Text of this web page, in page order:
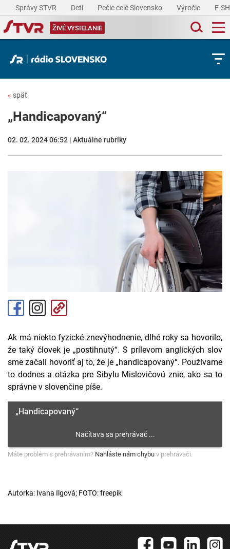
Správy STVR Deti Pečie celé Slovensko Výročie E-
ŽIVÉ VYSIELANIE
« späť
„Handicapovaný“
02. 02. 2024 06:52 | Aktuálne rubriky
Ak má niekto fyzické znevýhodnenie, dlhé roky sa hovorilo,
že taký človek je „postihnutý“. S prílevom anglických slov
sme začali hovoriť aj to, že je „handicapovaný“. Používame
to dodnes a otázka pre Sibylu Mislovičovú znie, ako sa to
správne v slovenčine píše.
„Handicapovaný“
Máte problém s prehrávaním? Nahláste nám chybu v prehrávači.
Autorka: Ivana Ilgová; FOTO: freepik